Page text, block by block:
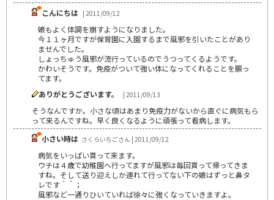
こんにちは | 2011/09/12
娘もよく体調を崩すようになりました。
今１１ヶ月ですが保育園に入園するまで風邪を引いたことがあり
ませんでした。
しょっちゅう風邪が流行っているのでうつってくるようです。
かわいそうです。免疫がついて強い体になってくれることを願っ
てます。
ありがとうございます。
| 2011/09/13
そうなんですか。小さな頃はあまり免疫力がないから直ぐに病気もら
って来るんですね。早く良くなるように頑張って看病します。
小さい時は さくらいちごさん | 2011/09/12
病気をいっぱい貰って来ます。
ウチは４歳で幼稚園へ行ってますが風邪は毎回貰って帰ってきま
すね。そして送り迎えしか連れて行ってない下の娘はずっと鼻タ
レです＾＾；
風邪など一通りひいていれば徐々に強くなっていきますよ。